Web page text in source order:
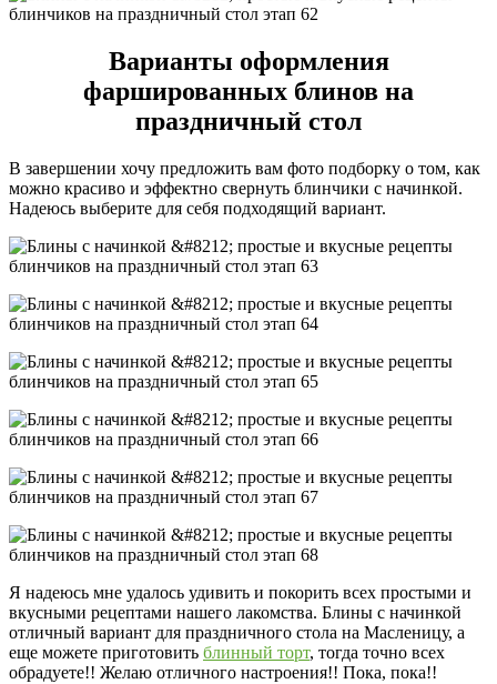
Варианты оформления
фаршированных блинов на
праздничный стол
В завершении хочу предложить вам фото подборку о том, как
можно красиво и эффектно свернуть блинчики с начинкой.
Надеюсь выберите для себя подходящий вариант.
Я надеюсь мне удалось удивить и покорить всех простыми и
вкусными рецептами нашего лакомства. Блины с начинкой
отличный вариант для праздничного стола на Масленицу, а
еще можете приготовить блинный торт, тогда точно всех
обрадуете!! Желаю отличного настроения!! Пока, пока!!